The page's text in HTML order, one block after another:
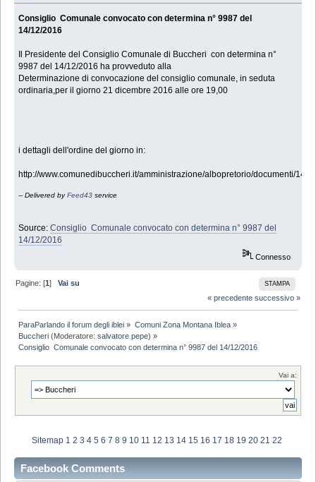
Consiglio Comunale convocato con determina n° 9987 del
14/12/2016
Il Presidente del Consiglio Comunale di Buccheri con determina n°
9987 del 14/12/2016 ha provveduto alla
Determinazione di convocazione del consiglio comunale, in seduta
ordinaria,per il giorno 21 dicembre 2016 alle ore 19,00
i dettagli dell'ordine del giorno in:
http://www.comunedibuccheri.it/amministrazione/albopretorio/documenti/
-- Delivered byFeed43 service
Source:Consiglio Comunale convocato con determina n° 9987 del
14/12/2016
Connesso
STAMPA
Pagine: [1]Vai su
« precedente successivo »
ParaParlando il forum degli iblei » Comuni Zona Montana Iblea»
Buccheri (Moderatore:salvatore pepe) »
Consiglio  Comunale convocato con determina n° 9987 del 14/12/2016
Vai a:
Sitemap 1 2 3 4 5 6 7 8 9 10 11 12 13 14 15 16 17 18 19 20 21 22
Facebook Comments